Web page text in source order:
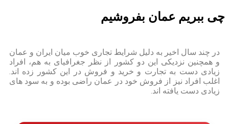
چی ببریم عمان بفروشیم
در چند سال اخیر به دلیل شرایط تجاری خوب میان ایران و عمان
و همچنین نزدیکی این دو کشور از نظر جغرافیای به هم، افراد
زیادی دست به تجارت و خرید و فروش در این کشور زده اند.
اغلب افراد نیز از فروش خود در عمان راضی بوده و به سود های
زیادی دست یافته اند.